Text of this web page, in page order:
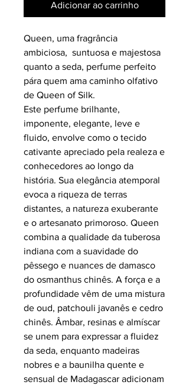
Adicionar ao carrinho
Queen, uma fragrância
ambiciosa, suntuosa e majestosa
quanto a seda, perfume perfeito
pára quem ama caminho olfativo
de Queen of Silk.
Este perfume brilhante,
imponente, elegante, leve e
fluido, envolve como o tecido
cativante apreciado pela realeza e
conhecedores ao longo da
história. Sua elegância atemporal
evoca a riqueza de terras
distantes, a natureza exuberante
e o artesanato primoroso. Queen
combina a qualidade da tuberosa
indiana com a suavidade do
pêssego e nuances de damasco
do osmanthus chinês. A força e a
profundidade vêm de uma mistura
de oud, patchouli javanês e cedro
chinês. Âmbar, resinas e almíscar
se unem para expressar a fluidez
da seda, enquanto madeiras
nobres e a baunilha quente e
sensual de Madagascar adicionam